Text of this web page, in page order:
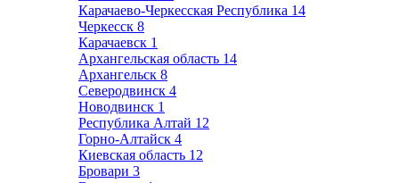
Карачаево-Черкесская Республика 14
Черкесск 8
Карачаевск 1
Архангельская область 14
Архангельск 8
Северодвинск 4
Новодвинск 1
Республика Алтай 12
Горно-Алтайск 4
Киевская область 12
Бровари 3